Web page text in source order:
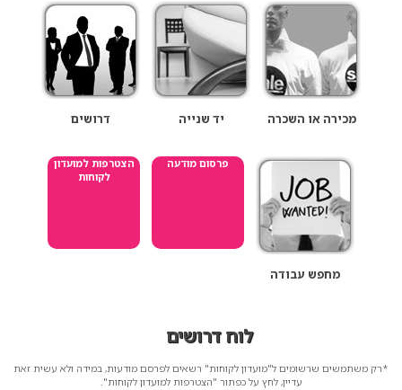
מכירה או השכרה יד שנייה דרושים
מחפש עבודה
פרסום מודעה
הצטרפות למועדון
לקוחות
לוח דרושים
*רק משתמשים שרשומים ל"מועדון לקוחות" רשאים לפרסם מודעות, במידה ולא עשית זאת
עדיין, לחץ על כפתור "הצטרפות למועדון לקוחות".